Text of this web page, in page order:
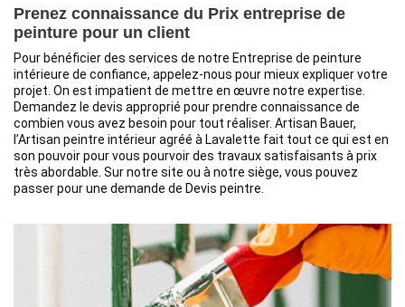
Prenez connaissance du Prix entreprise de
peinture pour un client
Pour bénéficier des services de notre Entreprise de peinture
intérieure de confiance, appelez-nous pour mieux expliquer votre
projet. On est impatient de mettre en œuvre notre expertise.
Demandez le devis approprié pour prendre connaissance de
combien vous avez besoin pour tout réaliser. Artisan Bauer,
l’Artisan peintre intérieur agréé à Lavalette fait tout ce qui est en
son pouvoir pour vous pourvoir des travaux satisfaisants à prix
très abordable. Sur notre site ou à notre siège, vous pouvez
passer pour une demande de Devis peintre.